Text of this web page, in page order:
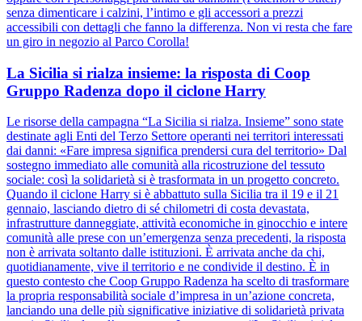
senza dimenticare i calzini, l’intimo e gli accessori a prezzi
accessibili con dettagli che fanno la differenza. Non vi resta che fare
un giro in negozio al Parco Corolla!
La Sicilia si rialza insieme: la risposta di Coop
Gruppo Radenza dopo il ciclone Harry
Le risorse della campagna “La Sicilia si rialza. Insieme” sono state
destinate agli Enti del Terzo Settore operanti nei territori interessati
dai danni: «Fare impresa significa prendersi cura del territorio» Dal
sostegno immediato alle comunità alla ricostruzione del tessuto
sociale: così la solidarietà si è trasformata in un progetto concreto.
Quando il ciclone Harry si è abbattuto sulla Sicilia tra il 19 e il 21
gennaio, lasciando dietro di sé chilometri di costa devastata,
infrastrutture danneggiate, attività economiche in ginocchio e intere
comunità alle prese con un’emergenza senza precedenti, la risposta
non è arrivata soltanto dalle istituzioni. È arrivata anche da chi,
quotidianamente, vive il territorio e ne condivide il destino. È in
questo contesto che Coop Gruppo Radenza ha scelto di trasformare
la propria responsabilità sociale d’impresa in un’azione concreta,
lanciando una delle più significative iniziative di solidarietà privata